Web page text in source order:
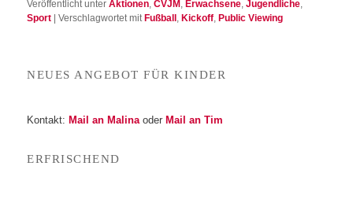
Veröffentlicht unter Aktionen,CVJM,Erwachsene,Jugendliche,
Sport |Verschlagwortet mit Fußball,Kickoff,Public Viewing
NEU­ES ANGE­BOT FÜR KINDER
Kon­takt: Mail an Mali­na oder Mail an Tim
ERFRI­SCHEND